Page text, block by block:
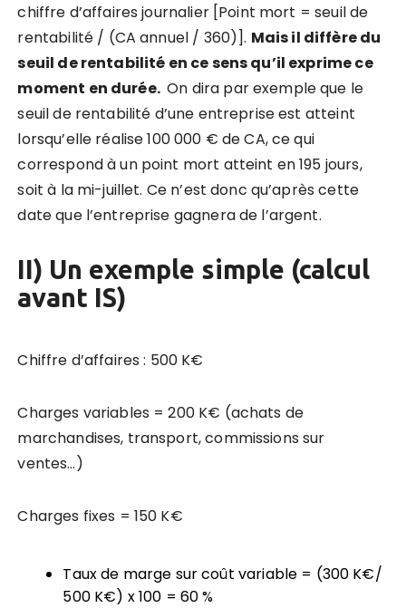
chiffre d’affaires journalier [Point mort = seuil de
rentabilité / (CA annuel / 360)]. Mais il diffère du
seuil de rentabilité en ce sens qu’il exprime ce
moment en durée. On dira par exemple que le
seuil de rentabilité d’une entreprise est atteint
lorsqu’elle réalise 100 000 € de CA, ce qui
correspond à un point mort atteint en 195 jours,
soit à la mi-juillet. Ce n’est donc qu’après cette
date que l’entreprise gagnera de l’argent.
II) Un exemple simple (calcul
avant IS)
Chiffre d’affaires : 500 K€
Charges variables = 200 K€ (achats de
marchandises, transport, commissions sur
ventes…)
Charges fixes = 150 K€
Taux de marge sur coût variable = (300 K€/
500 K€) x 100 = 60 %